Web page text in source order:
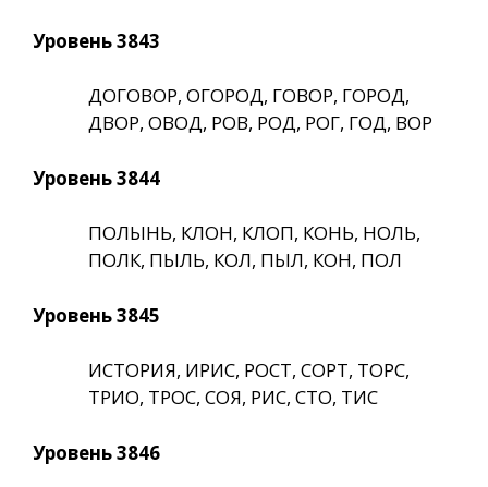
Уровень 3843
ДОГОВОР, ОГОРОД, ГОВОР, ГОРОД,
ДВОР, ОВОД, РОВ, РОД, РОГ, ГОД, ВОР
Уровень 3844
ПОЛЫНЬ, КЛОН, КЛОП, КОНЬ, НОЛЬ,
ПОЛК, ПЫЛЬ, КОЛ, ПЫЛ, КОН, ПОЛ
Уровень 3845
ИСТОРИЯ, ИРИС, РОСТ, СОРТ, ТОРС,
ТРИО, ТРОС, СОЯ, РИС, СТО, ТИС
Уровень 3846